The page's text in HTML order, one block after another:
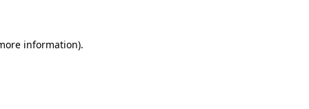
information).